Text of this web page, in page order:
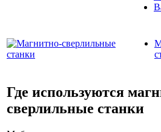
Где используются
сверлильные станки